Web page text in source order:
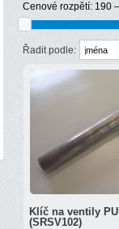
Cenové rozpětí: 190
Řadit podle:
Klíč na ventily
(SRSV102)